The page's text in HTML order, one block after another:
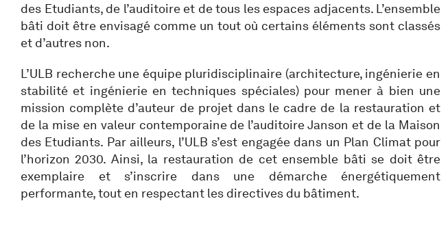
des Etudiants, de l’auditoire et de tous les espaces adjacents. L’ensemble
bâti doit être envisagé comme un tout où certains éléments sont classés
et d’autres non.
L’ULB recherche une équipe pluridisciplinaire (architecture, ingénierie en
stabilité et ingénierie en techniques spéciales) pour mener à bien une
mission complète d’auteur de projet dans le cadre de la restauration et
de la mise en valeur contemporaine de l’auditoire Janson et de la Maison
des Etudiants. Par ailleurs, l’ULB s’est engagée dans un Plan Climat pour
l’horizon 2030. Ainsi, la restauration de cet ensemble bâti se doit être
exemplaire et s’inscrire dans une démarche énergétiquement
performante, tout en respectant les directives du bâtiment.